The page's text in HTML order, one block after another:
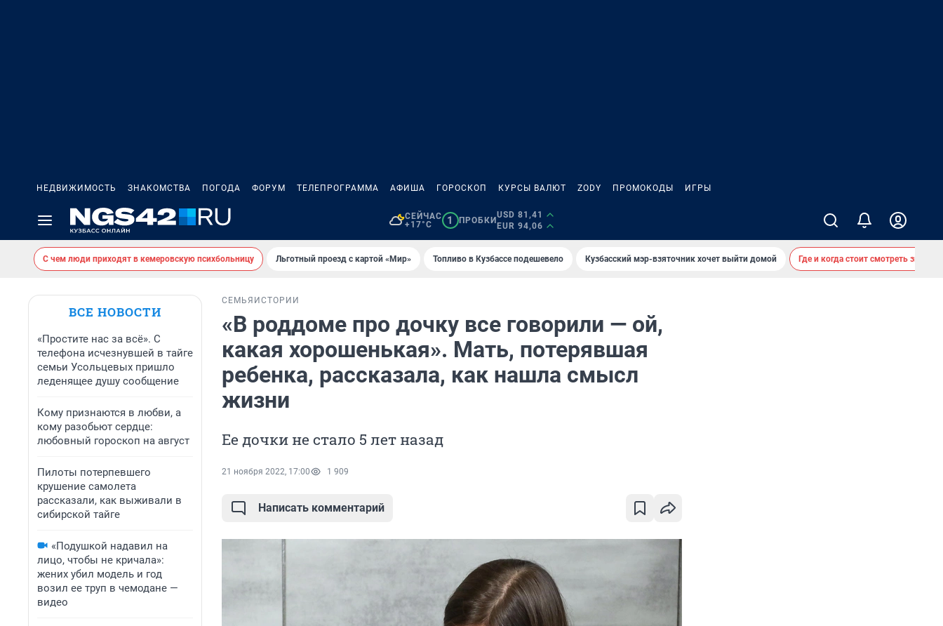
НЕДВИЖИМОСТЬ ЗНАКОМСТВА ПОГОДА ФОРУМ ТЕЛЕПРОГРАММА АФИША ГОРОСКОП КУРСЫ ВАЛЮТ ZODY ПРОМОКОДЫ ИГРЫ
СЕЙЧАС
+17°C
1 ПРОБКИ
USD 81,41
EUR 94,06
С чем люди приходят в кемеровскую психбольницу Льготный проезд с картой «Мир» Топливо в Кузбассе подешевело Кузбасский мэр-взяточник хочет выйти домой Где и когда стоит смотреть
ВСЕ НОВОСТИ
«Простите нас за всё». С
телефона исчезнувшей в тайге
семьи Усольцевых пришло
леденящее душу сообщение
Кому признаются в любви, а
кому разобьют сердце:
любовный гороскоп на август
Пилоты потерпевшего
крушение самолета
рассказали, как выживали в
сибирской тайге
«Подушкой надавил на
лицо, чтобы не кричала»:
жених убил модель и год
возил ее труп в чемодане —
видео
СЕМЬЯ ИСТОРИИ
«В роддоме про дочку все говорили — ой,
какая хорошенькая». Мать, потерявшая
ребенка, рассказала, как нашла смысл
жизни
Ее дочки не стало 5 лет назад
21 ноября 2022, 17:00 1 909
Написать комментарий